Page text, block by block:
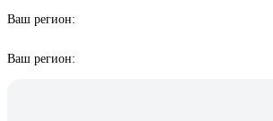
Ваш регион:
Ваш регион: